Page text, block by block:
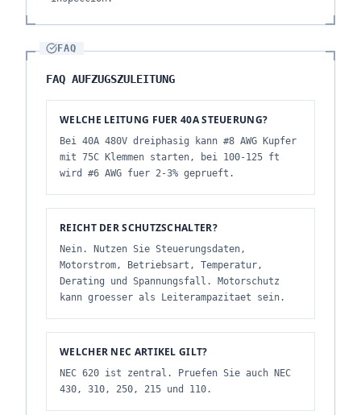
FAQ
FAQ AUFZUGSZULEITUNG
WELCHE LEITUNG FUER 40A STEUERUNG?
Bei 40A 480V dreiphasig kann #8 AWG Kupfer
mit 75C Klemmen starten, bei 100-125 ft
wird #6 AWG fuer 2-3% geprueft.
REICHT DER SCHUTZSCHALTER?
Nein. Nutzen Sie Steuerungsdaten,
Motorstrom, Betriebsart, Temperatur,
Derating und Spannungsfall. Motorschutz
kann groesser als Leiterampazitaet sein.
WELCHER NEC ARTIKEL GILT?
NEC 620 ist zentral. Pruefen Sie auch NEC
430, 310, 250, 215 und 110.